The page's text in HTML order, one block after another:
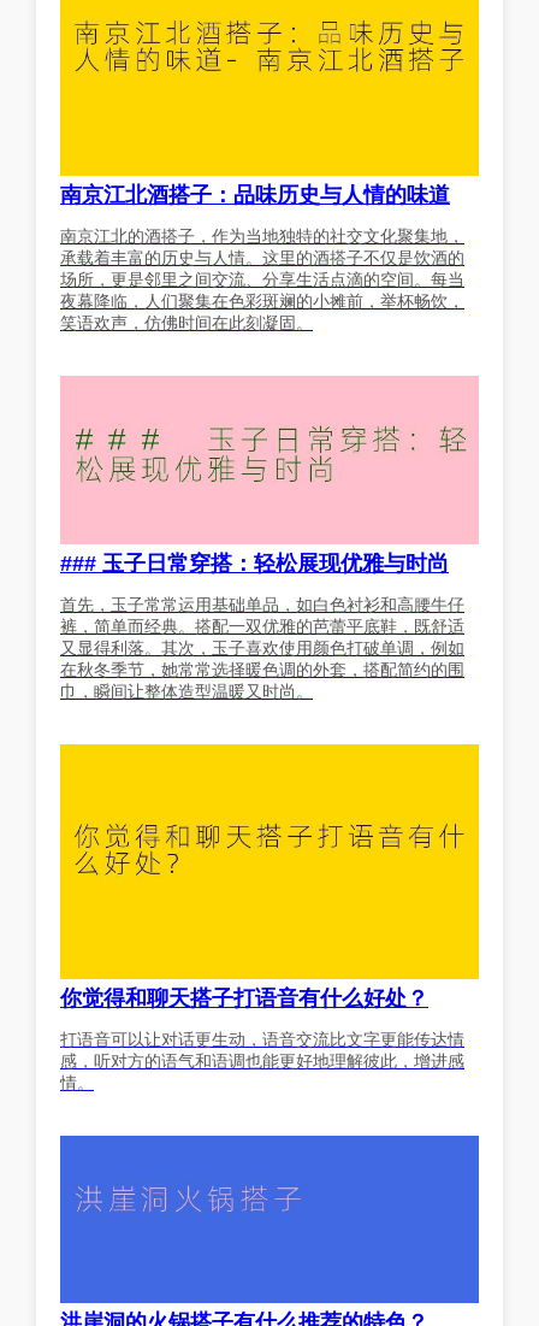
南京江北酒搭子：品味历史与人情的味道
南京江北的酒搭子，作为当地独特的社交文化聚集地，
承载着丰富的历史与人情。这里的酒搭子不仅是饮酒的
场所，更是邻里之间交流、分享生活点滴的空间。每当
夜幕降临，人们聚集在色彩斑斓的小摊前，举杯畅饮，
笑语欢声，仿佛时间在此刻凝固。
### 玉子日常穿搭：轻松展现优雅与时尚
首先，玉子常常运用基础单品，如白色衬衫和高腰牛仔
裤，简单而经典。搭配一双优雅的芭蕾平底鞋，既舒适
又显得利落。其次，玉子喜欢使用颜色打破单调，例如
在秋冬季节，她常常选择暖色调的外套，搭配简约的围
巾，瞬间让整体造型温暖又时尚。
你觉得和聊天搭子打语音有什么好处？
打语音可以让对话更生动，语音交流比文字更能传达情
感，听对方的语气和语调也能更好地理解彼此，增进感
情。